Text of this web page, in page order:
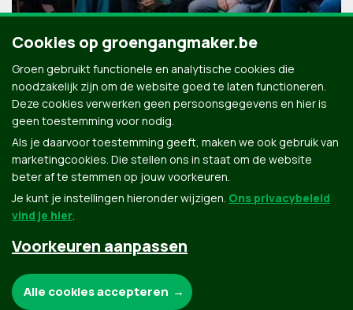
Groen.be
Cookies op groengangmaker.be
Groen gebruikt functionele en analytische cookies die
noodzakelijk zijn om de website goed te laten functioneren.
Deze cookies verwerken geen persoonsgegevens en hier is
geen toestemming voor nodig.
Als je daarvoor toestemming geeft, maken we ook gebruik van
marketingcookies. Die stellen ons in staat om de website
beter af te stemmen op jouw voorkeuren.
Je kunt je instellingen hieronder wijzigen. Ons privacybeleid
vind je hier.
Voorkeuren aanpassen
Alle cookies accepteren